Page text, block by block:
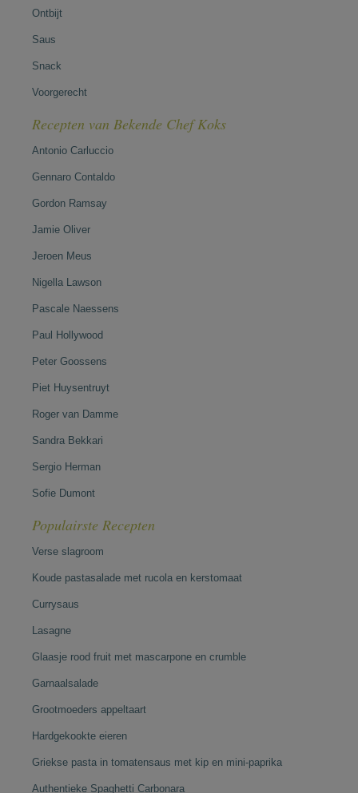
Ontbijt
Saus
Snack
Voorgerecht
Recepten van Bekende Chef Koks
Antonio Carluccio
Gennaro Contaldo
Gordon Ramsay
Jamie Oliver
Jeroen Meus
Nigella Lawson
Pascale Naessens
Paul Hollywood
Peter Goossens
Piet Huysentruyt
Roger van Damme
Sandra Bekkari
Sergio Herman
Sofie Dumont
Populairste Recepten
Verse slagroom
Koude pastasalade met rucola en kerstomaat
Currysaus
Lasagne
Glaasje rood fruit met mascarpone en crumble
Garnaalsalade
Grootmoeders appeltaart
Hardgekookte eieren
Griekse pasta in tomatensaus met kip en mini-paprika
Authentieke Spaghetti Carbonara